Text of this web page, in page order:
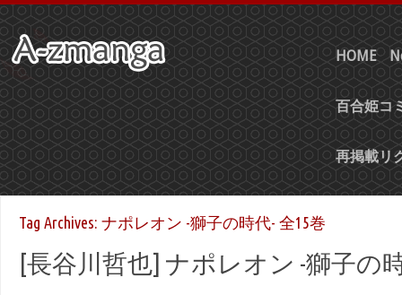
HOME
百合姫コ
再掲載リ
Tag Archives: ナポレオン -獅子の時代- 全15巻
[長谷川哲也] ナポレオン -獅子の